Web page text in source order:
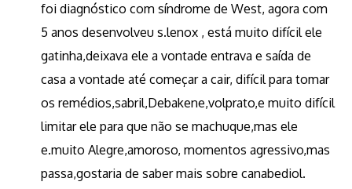
foi diagnóstico com síndrome de West, agora com
5 anos desenvolveu s.lenox , está muito difícil ele
gatinha,deixava ele a vontade entrava e saída de
casa a vontade até começar a cair, difícil para tomar
os remédios,sabril,Debakene,volprato,e muito difícil
limitar ele para que não se machuque,mas ele
e.muito Alegre,amoroso, momentos agressivo,mas
passa,gostaria de saber mais sobre canabediol.